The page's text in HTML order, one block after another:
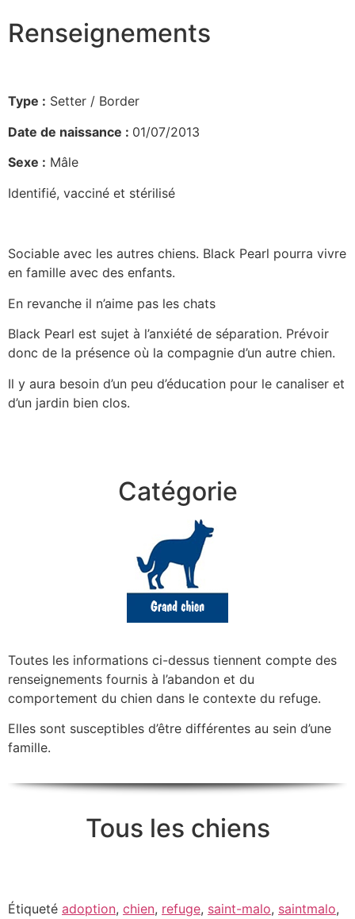
Renseignements
Type : Setter / Border
Date de naissance : 01/07/2013
Sexe : Mâle
Identifié, vacciné et stérilisé
Sociable avec les autres chiens. Black Pearl pourra vivre
en famille avec des enfants.
En revanche il n’aime pas les chats
Black Pearl est sujet à l’anxiété de séparation. Prévoir
donc de la présence où la compagnie d’un autre chien.
Il y aura besoin d’un peu d’éducation pour le canaliser et
d’un jardin bien clos.
Catégorie
Toutes les informations ci-dessus tiennent compte des
renseignements fournis à l’abandon et du
comportement du chien dans le contexte du refuge.
Elles sont susceptibles d’être différentes au sein d’une
famille.
Tous les chiens
Étiqueté adoption, chien, refuge, saint-malo, saintmalo,